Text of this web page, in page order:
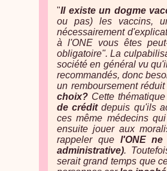
"Il existe un dogme
ou pas) les vaccins,
nécessairement
à l'ONE vous êtes
obligatoire". La
société en général vu
recommandés, donc
un remboursement
choix? Cette
de créditdepuis qu'ils
ces même médecins
ensuite jouer aux
rappeler que l'ONE
administrative).
serait grand temps que